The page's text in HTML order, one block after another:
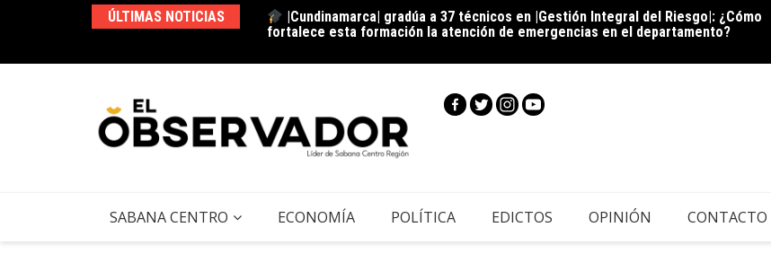
ÚLTIMAS NOTICIAS
|Cundinamarca| gradúa a 37 técnicos en |Gestión Integral del Riesgo|: ¿Cómo
fortalece esta formación la atención de emergencias en el departamento?
La estación del ‘pan’
SABANA CENTRO ECONOMÍA POLÍTICA EDICTOS OPINIÓN CONTACTO